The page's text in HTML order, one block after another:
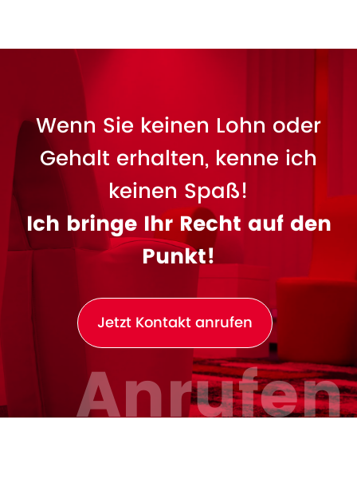
Wenn Sie keinen Lohn oder
Gehalt erhalten, kenne ich
keinen Spaß!
Ich bringe Ihr Recht auf den
Punkt!
Jetzt Kontakt anrufen
Anrufen